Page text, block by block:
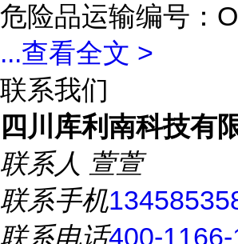
危险品运输编号：
...查看全文 >
联系我们
四川库利南科技有
联系人 萱萱
联系手机
联系电话400-